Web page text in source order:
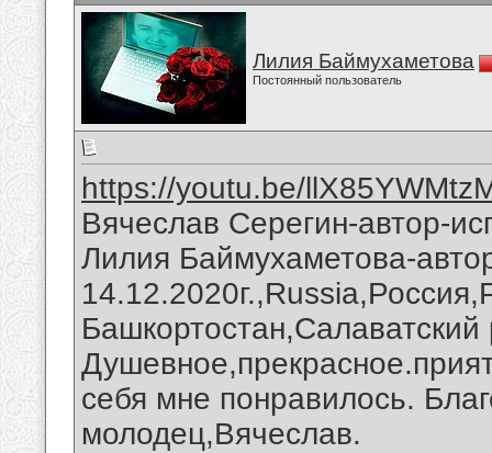
Лилия Баймухаметова
Постоянный пользователь
https://youtu.be/
Вячеслав Серегин-автор-
Лилия Баймухаметова-
себя мне понравилось.
молодец,Вячеслав.